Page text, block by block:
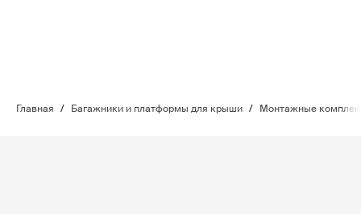
Главная / Багажники и платформы для крыши / Монтажные